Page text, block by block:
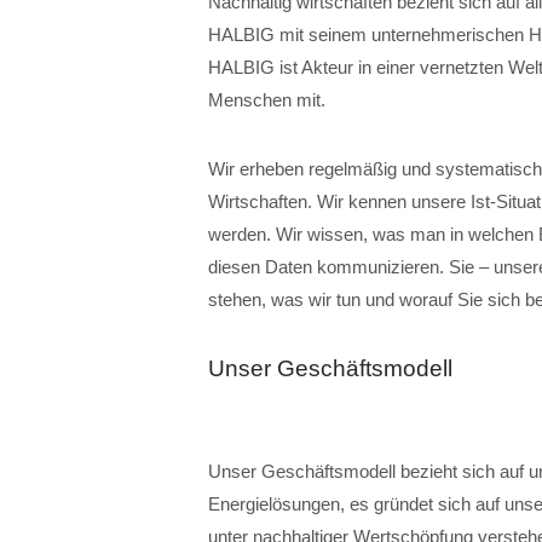
HALBIG mit seinem unternehmerischen
HALBIG ist Akteur in einer vernetzten
Menschen mit.
Wir erheben regelmäßig und
Wirtschaften. Wir kennen unsere Ist-
werden. Wir wissen, was man in
diesen Daten kommunizieren. Sie –
stehen, was wir tun und worauf Sie sich
Unser Geschäftsmodell
Unser Geschäftsmodell bezieht sich auf
Energielösungen, es gründet sich auf
unter nachhaltiger Wertschöpfung